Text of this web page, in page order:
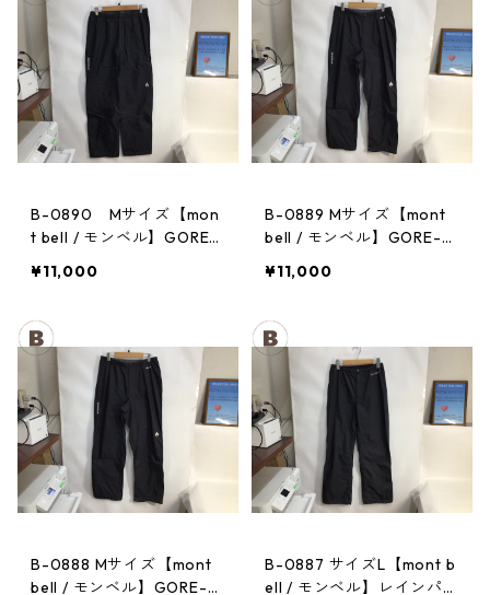
B-0890 Mサイズ【mon
t bell / モンベル】GORE-
ンパンツ：メンズBK
¥11,000
B-0889 Mサイズ【mont
bell / モンベル】GORE-T
パンツ：メンズBK
¥11,000
B-0888 Mサイズ【mont
bell / モンベル】GORE-T
B-0887 サイズL【mont b
ell / モンベル】レインパン